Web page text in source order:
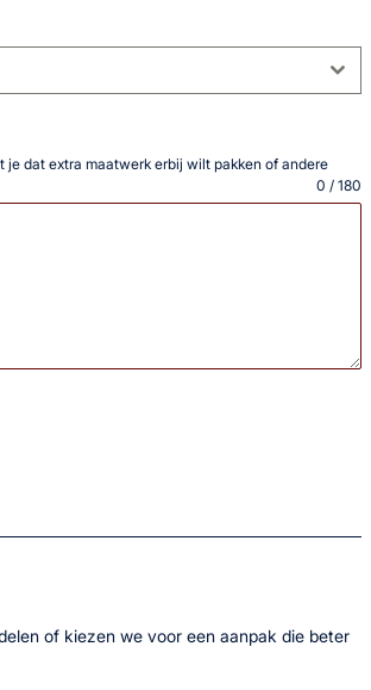
dat extra maatwerk erbij wilt pakken of andere
0 / 180
of kiezen we voor een aanpak die beter